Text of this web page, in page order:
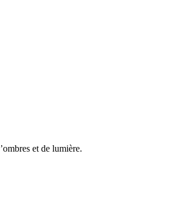
et de lumière.